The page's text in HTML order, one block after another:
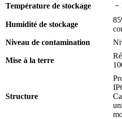
Température de stockage
Humidité de stockage
Niveau de contamination
Mise à la terre
Structure